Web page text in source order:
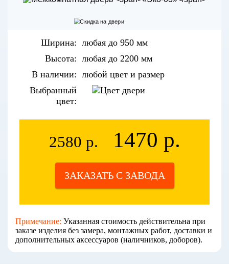
Ширина: любая до 950 мм
Высота: любая до 2200 мм
В наличии: любой цвет и размер
Выбранный
цвет:
2580 р. 1470 р.
ЗАКАЗАТЬ С ЗАВОДА
Примечание: Указанная стоимость действительна при
заказе изделия без замера, монтажных работ, доставки и
дополнительных аксессуаров (наличников, доборов).